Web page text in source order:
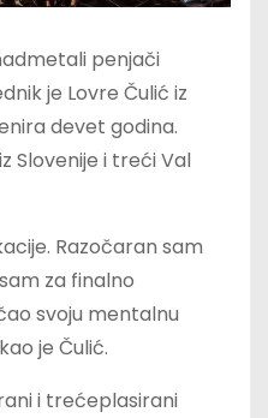
penjači
je Lovre Čulić iz
devet godina.
Slovenije i treći Val
Razočaran sam
za finalno
svoju mentalnu
je Čulić.
i trećeplasirani